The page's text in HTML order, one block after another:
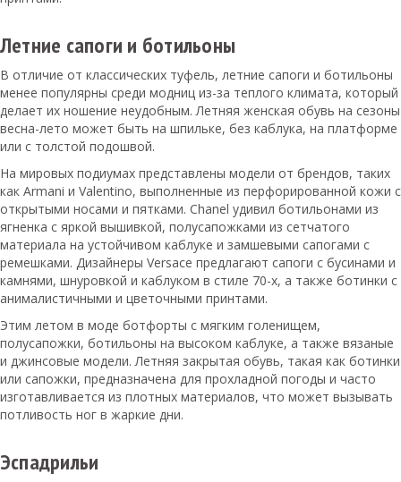
Летние сапоги и ботильоны
В отличие от классических туфель, летние сапоги и ботильоны
менее популярны среди модниц из-за теплого климата, который
делает их ношение неудобным. Летняя женская обувь на сезоны
весна-лето может быть на шпильке, без каблука, на платформе
или с толстой подошвой.
На мировых подиумах представлены модели от брендов, таких
как Armani и Valentino, выполненные из перфорированной кожи с
открытыми носами и пятками. Chanel удивил ботильонами из
ягненка с яркой вышивкой, полусапожками из сетчатого
материала на устойчивом каблуке и замшевыми сапогами с
ремешками. Дизайнеры Versace предлагают сапоги с бусинами и
камнями, шнуровкой и каблуком в стиле 70-х, а также ботинки с
анималистичными и цветочными принтами.
Этим летом в моде ботфорты с мягким голенищем,
полусапожки, ботильоны на высоком каблуке, а также вязаные
и джинсовые модели. Летняя закрытая обувь, такая как ботинки
или сапожки, предназначена для прохладной погоды и часто
изготавливается из плотных материалов, что может вызывать
потливость ног в жаркие дни.
Эспадрильи